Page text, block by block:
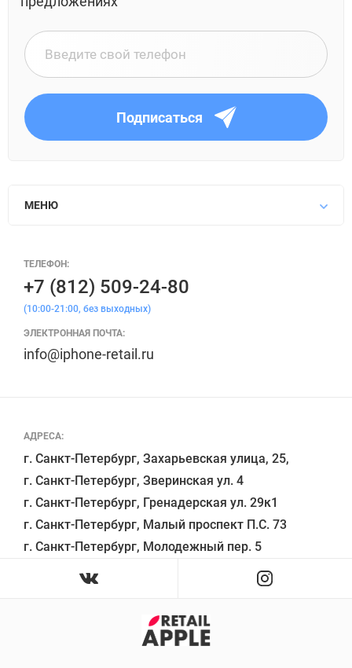
Подписаться
МЕНЮ
АДРЕСА:
г. Санкт-Петербург, Захарьевская улица, 25,
г. Санкт-Петербург, Зверинская ул. 4
г. Санкт-Петербург, Гренадерская ул. 29к1
г. Санкт-Петербург, Малый проспект П.С. 73
ТЕЛЕФОН:
+7 (812) 509-24-80
(10:00-21:00, без выходных)
ЭЛЕКТРОННАЯ ПОЧТА:
info@iphone-retail.ru